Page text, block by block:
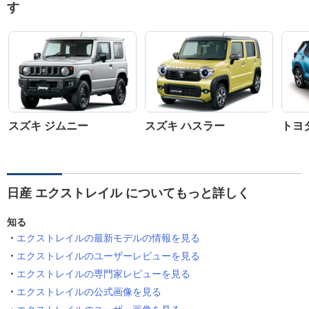
す
スズキ ジムニー スズキ ハスラー トヨ
日産 エクストレイル についてもっと詳しく
知る
エクストレイルの最新モデルの情報を見る
エクストレイルのユーザーレビューを見る
エクストレイルの専門家レビューを見る
エクストレイルの公式画像を見る